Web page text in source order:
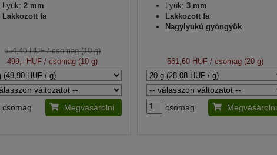
Lyuk: 2 mm
Lakkozott fa
554,40 HUF/ csomag (10 g)
499,- HUF / csomag (10 g)
csomag Megvásárolni
Lyuk: 3 mm
Lakkozott fa
Nagylyukú gyöngyök
561,60 HUF / csomag (20 g)
csomag Megvásárolni